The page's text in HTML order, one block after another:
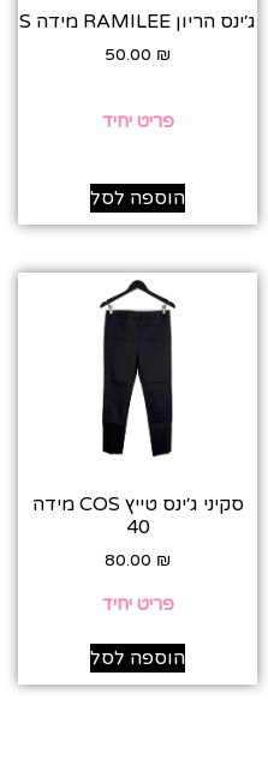
ג׳ינס הריון RAMILEE מידה S
50.00 ₪
פריט יחיד
הוספה לסל
סקיני ג׳ינס טייץ COS מידה
40
80.00 ₪
פריט יחיד
הוספה לסל